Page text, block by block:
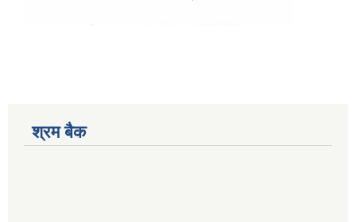
श्रम बैक